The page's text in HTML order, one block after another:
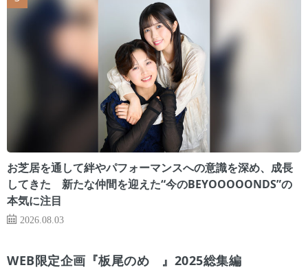
お芝居を通して絆やパフォーマンスへの意識を深め、成長
してきた 新たな仲間を迎えた“今のBEYOOOOONDS”の
本気に注目
2026.08.03
WEB限定企画『板尾のめ゙』2025総集編